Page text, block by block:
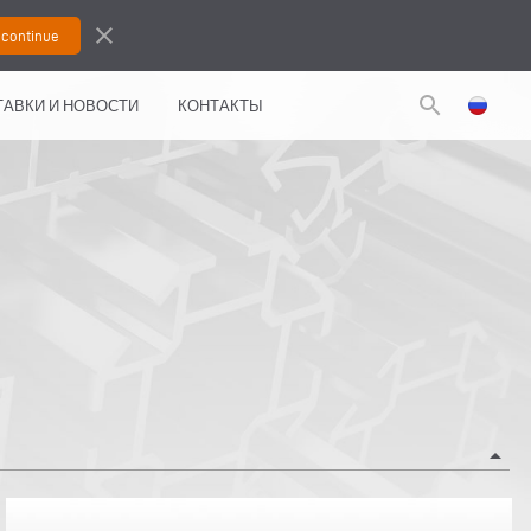
close
И НОВОСТИ КОНТАКТЫ search
arrow_drop_up